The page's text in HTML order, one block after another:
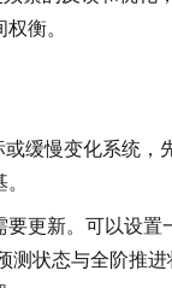
衡。
缓慢变化系统，
要更新。可以设
测状态与全阶推